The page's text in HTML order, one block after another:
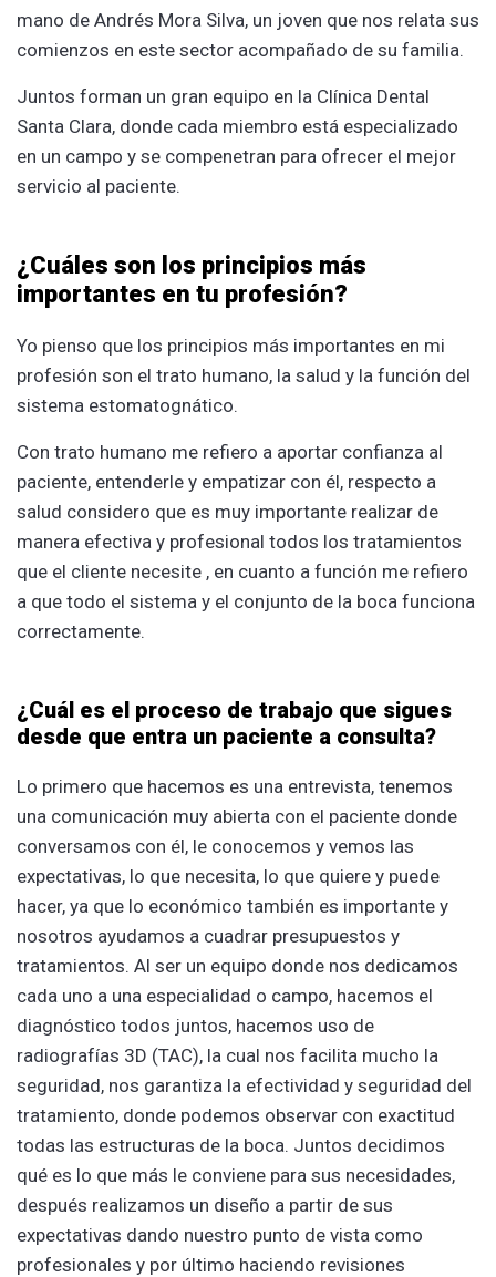
mano de Andrés Mora Silva, un joven que nos relata sus
comienzos en este sector acompañado de su familia.
Juntos forman un gran equipo en la Clínica Dental
Santa Clara, donde cada miembro está especializado
en un campo y se compenetran para ofrecer el mejor
servicio al paciente.
¿Cuáles son los principios más
importantes en tu profesión?
Yo pienso que los principios más importantes en mi
profesión son el trato humano, la salud y la función del
sistema estomatognático.
Con trato humano me refiero a aportar confianza al
paciente, entenderle y empatizar con él, respecto a
salud considero que es muy importante realizar de
manera efectiva y profesional todos los tratamientos
que el cliente necesite ​, en cuanto a función me refiero
a que todo el sistema y el conjunto de la boca funciona
correctamente.
¿Cuál es el proceso de trabajo que sigues
desde que entra un paciente a consulta?
Lo primero que hacemos es una entrevista, tenemos
una comunicación muy abierta con el paciente donde
conversamos con él, le conocemos y vemos las
expectativas, lo que necesita, lo que quiere y puede
hacer, ya que lo económico también es importante y
nosotros ayudamos a cuadrar presupuestos y
tratamientos. Al ser un equipo donde nos dedicamos
cada uno a una especialidad o campo, hacemos el
diagnóstico todos juntos, hacemos uso de
radiografías 3D (TAC), la cual nos facilita mucho la
seguridad, nos garantiza la efectividad y seguridad del
tratamiento, donde podemos observar con exactitud
todas las estructuras de la boca. Juntos decidimos
qué es lo que más le conviene para sus necesidades,
después realizamos un diseño a partir de sus
expectativas dando nuestro punto de vista como
profesionales y por último haciendo revisiones